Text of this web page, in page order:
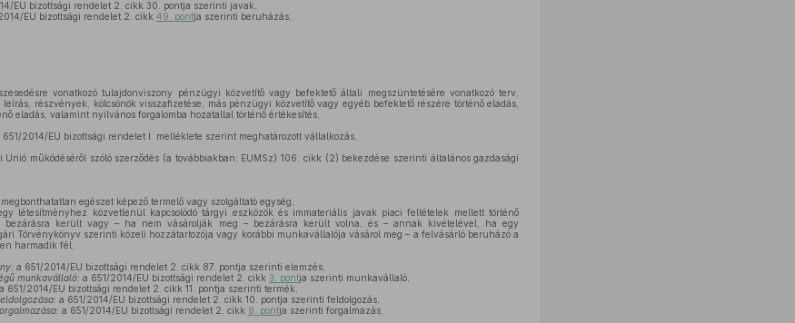
EU bizottsági rendelet 2. cikk 30. pontja szerinti javak,
EU bizottsági rendelet 2. cikk 49. pontja szerinti beruházás,
vonatkozó tulajdonviszony pénzügyi közvetítő vagy befektető általi megszüntetésére vonatkozó terv,
részvények, kölcsönök visszafizetése, más pénzügyi közvetítő vagy egyéb befektető részére történő eladás,
eladás, valamint nyilvános forgalomba hozatallal történő értékesítés,
651/2014/EU bizottsági rendelet I. melléklete szerint meghatározott vállalkozás,
Unió működéséről szóló szerződés (a továbbiakban: EUMSz) 106. cikk (2) bekezdése szerinti általános gazdasági
egészet képező termelő vagy szolgáltató egység,
létesítményhez közvetlenül kapcsolódó tárgyi eszközök és immateriális javak piaci feltételek mellett történő
bezárásra került vagy – ha nem vásárolják meg – bezárásra került volna, és – annak kivételével, ha egy
Törvénykönyv szerinti közeli hozzátartozója vagy korábbi munkavállalója vásárol meg – a felvásárló beruházó a
harmadik fél,
a 651/2014/EU bizottsági rendelet 2. cikk 87. pontja szerinti elemzés,
munkavállaló: a 651/2014/EU bizottsági rendelet 2. cikk 3. pontja szerinti munkavállaló,
a 651/2014/EU bizottsági rendelet 2. cikk 11. pontja szerinti termék,
a 651/2014/EU bizottsági rendelet 2. cikk 10. pontja szerinti feldolgozás,
a 651/2014/EU bizottsági rendelet 2. cikk 8. pontja szerinti forgalmazás,